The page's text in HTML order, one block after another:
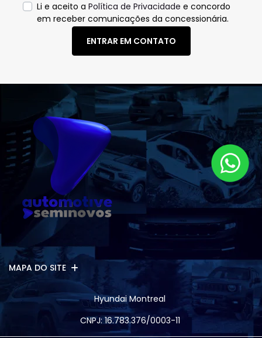
Li e aceito a Política de Privacidade e concordo
em receber comunicações da concessionária.
ENTRAR EM CONTATO
MAPA DO SITE
Hyundai Montreal
CNPJ: 16.783.376/0003-11